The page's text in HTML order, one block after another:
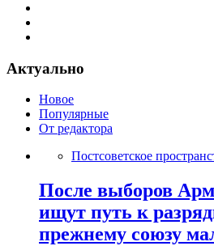
Актуально
Новое
Популярные
От редактора
Постсоветское
После выборов
ищут путь к
прежнему союзу